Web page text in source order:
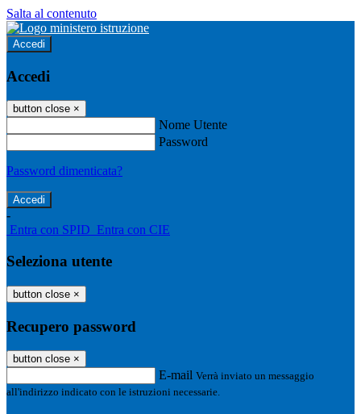
Salta al contenuto
Accedi
Accedi
button close ×
Nome Utente
Password
Password dimenticata?
-
Entra con SPID Entra con CIE
Seleziona utente
button close ×
Recupero password
button close ×
E-mail Verrà inviato un messaggio
all'indirizzo indicato con le istruzioni necessarie.